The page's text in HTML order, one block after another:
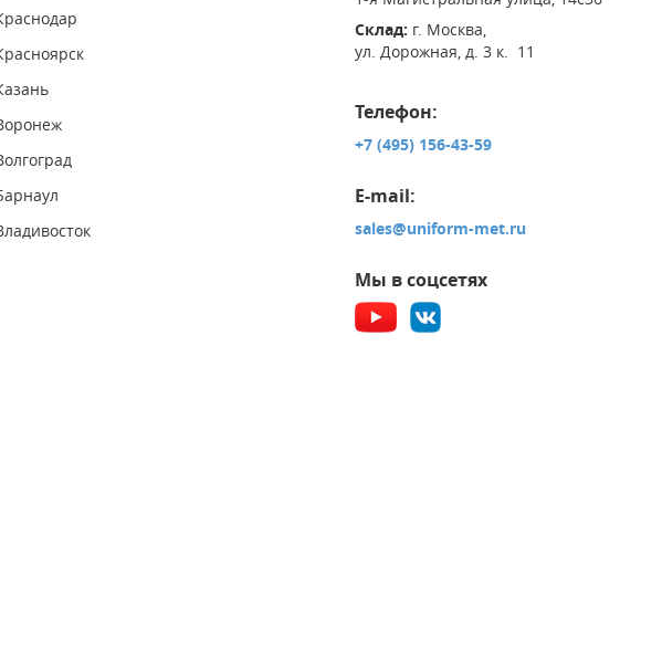
Склад: г. Москва,
ул. Дорожная, д. 3 к. 11
Телефон:
+7 (495) 156-43-59
E-mail:
sales@uniform-met.ru
Мы в соцсетях